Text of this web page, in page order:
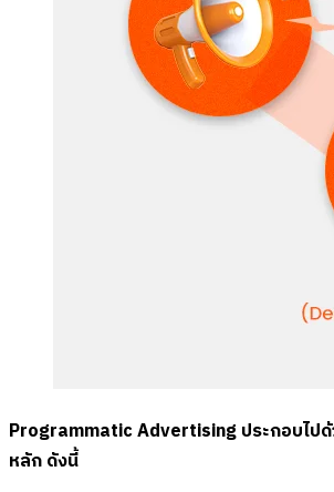
Programmatic Advertising ประกอบไป
หลัก ดังนี้